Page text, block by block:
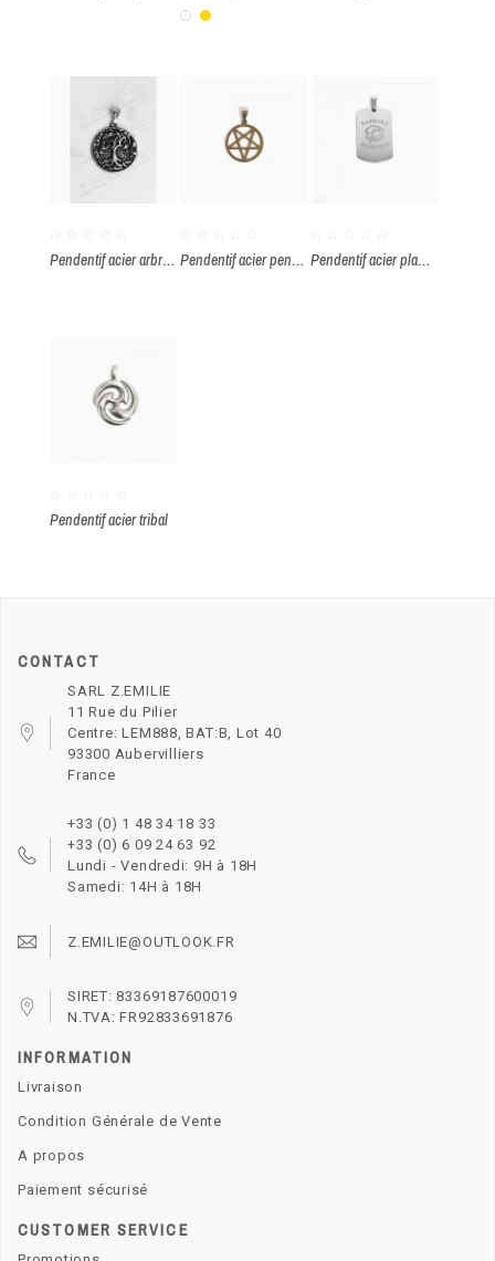
Blanc
Or
Pendentif acier arbre de vie Pendentif acier pentacle à l’envers Pendentif acier plaque casque de pompier
Pendentif acier tribal
CONTACT
SARL Z.EMILIE
11 Rue du Pilier
Centre: LEM888, BAT:B, Lot 40
93300 Aubervilliers
France
+33 (0) 1 48 34 18 33
+33 (0) 6 09 24 63 92
Lundi - Vendredi: 9H à 18H
Samedi: 14H à 18H
Z.EMILIE@OUTLOOK.FR
SIRET: 83369187600019
N.TVA: FR92833691876
INFORMATION
Livraison
Condition Générale de Vente
A propos
Paiement sécurisé
CUSTOMER SERVICE